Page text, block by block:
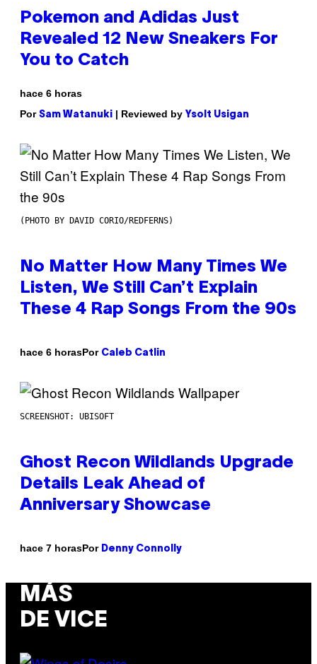
Pokemon and Adidas Just
Revealed 12 New Sneakers For
You to Catch
hace 6 horas
Por Sam Watanuki | Reviewed by Ysolt Usigan
(PHOTO BY DAVID CORIO/REDFERNS)
No Matter How Many Times We
Listen, We Still Can’t Explain
These 4 Rap Songs From the 90s
hace 6 horasPor Caleb Catlin
SCREENSHOT: UBISOFT
Ghost Recon Wildlands Upgrade
Details Leak Ahead of
Anniversary Showcase
hace 7 horasPor Denny Connolly
MÁS
DE VICE